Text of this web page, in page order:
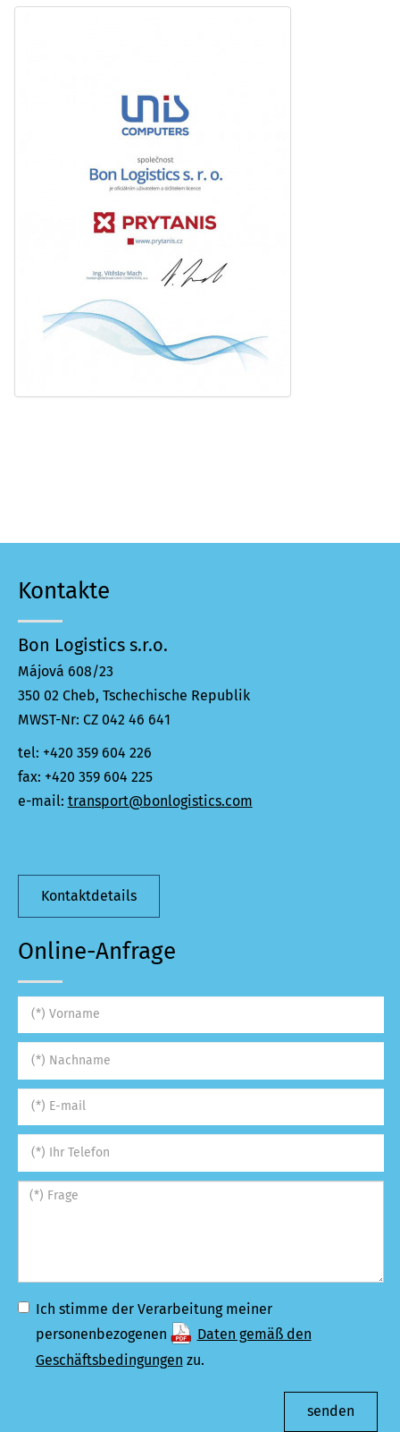
Kontakte
Bon Logistics s.r.o.
Májová 608/23
350 02 Cheb, Tschechische Republik
MWST-Nr: CZ 042 46 641
tel: +420 359 604 226
fax: +420 359 604 225
e-mail: transport@bonlogistics.com
Kontaktdetails
Online-Anfrage
Ich stimme der Verarbeitung meiner
personenbezogenen
Daten gemäß den
Geschäftsbedingungen zu.
senden